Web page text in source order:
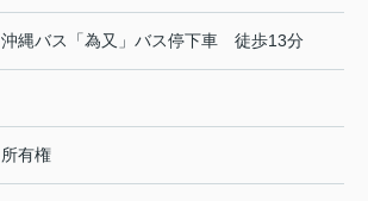
沖縄バス「為又」バス停下車 徒歩13分
所有権